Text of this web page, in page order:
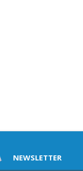
NEWSLETTER